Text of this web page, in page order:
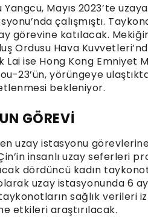
Mayıs 2023’te
çalışmıştı.
görevine katılacak.
Ordusu Hava
ise Hong Kong Emniyet
23’ün, yörüngeye
bekleniyor.
GÖREVİ
uzay istasyonu
insanlı uzay seferleri
dördüncü kadın
uzay istasyonunda 6 ay
sağlık verileri
etkileri araştırılacak.